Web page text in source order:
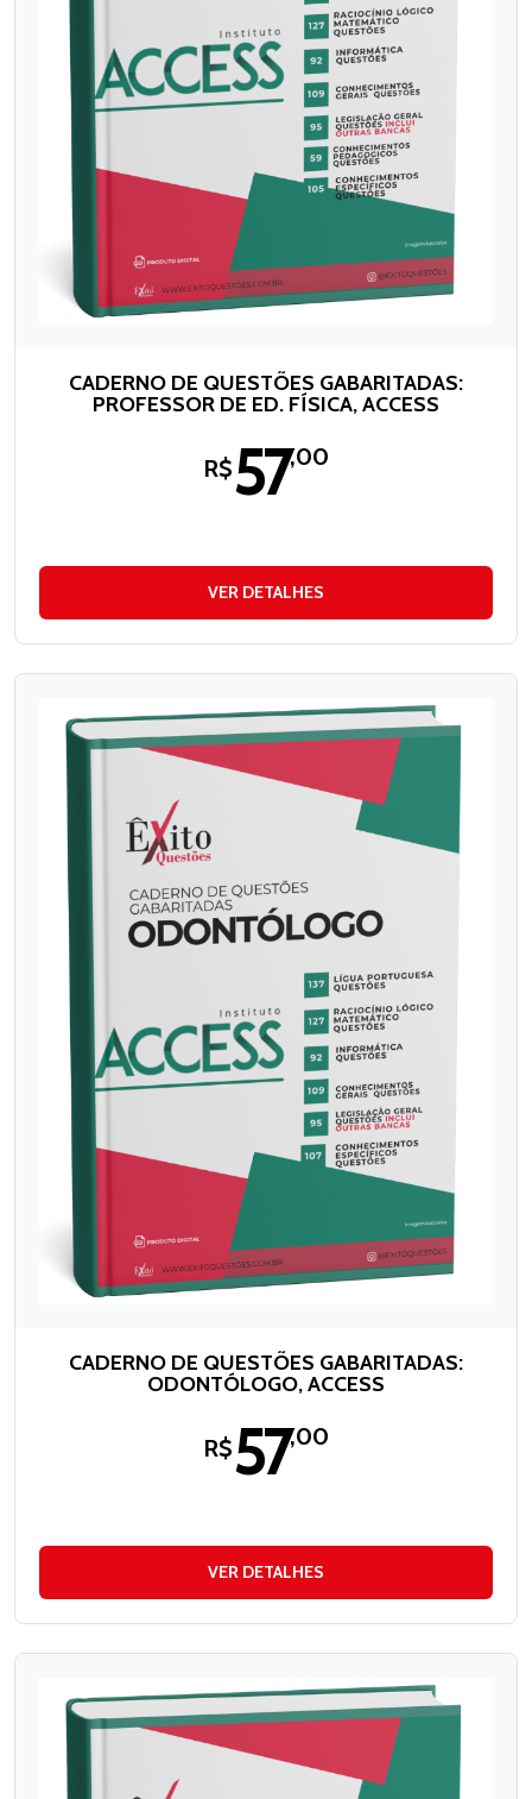
CADERNO DE QUESTÕES GABARITADAS:
PROFESSOR DE ED. FÍSICA, ACCESS
R$57,00
VER DETALHES
CADERNO DE QUESTÕES GABARITADAS:
ODONTÓLOGO, ACCESS
R$57,00
VER DETALHES